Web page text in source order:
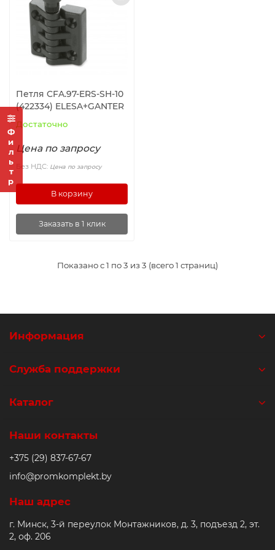
Ролики и колёса
Магниты удерживающие
Компоненты линейного движения
Алюминиевые профили
Вакуумные компоненты
Станочные приспособления
Фильтр
Петля CFA.97-ERS-SH-10
(422334) ELESA+GANTER
Достаточно
Цена по запросу
Без НДС: Цена по запросу
В корзину
Заказать в 1 клик
Показано с 1 по 3 из 3 (всего 1 страниц)
Информация
Служба поддержки
Каталог
Наши контакты
+375 (29) 837-67-67
info@promkomplekt.by
Наш адрес
г. Минск, 3-й переулок Монтажников, д. 3, подъезд 2, эт.
2, оф. 206